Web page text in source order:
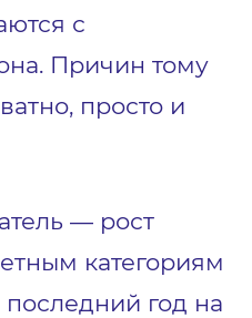
с
Причин тому
просто и
— рост
категориям
последний год на